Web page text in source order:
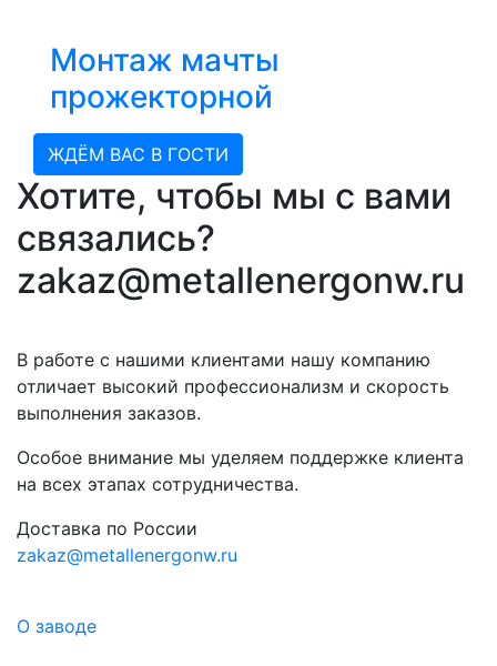
Монтаж мачты
прожекторной
ЖДЁМ ВАС В ГОСТИ
Хотите, чтобы мы с вами
связались?
zakaz@metallenergonw.ru
В работе с нашими клиентами нашу компанию
отличает высокий профессионализм и скорость
выполнения заказов.
Особое внимание мы уделяем поддержке клиента
на всех этапах сотрудничества.
Доставка по России
zakaz@metallenergonw.ru
О заводе